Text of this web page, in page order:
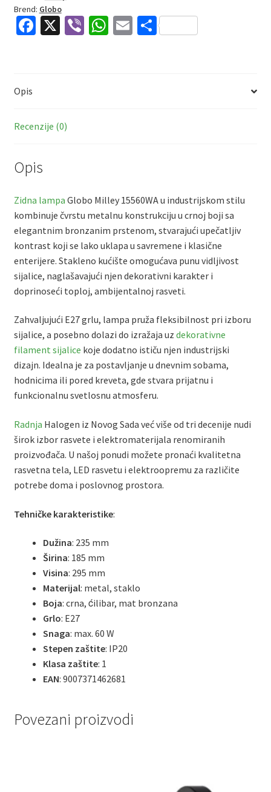
|
bronzana-
količina
Brend: Globo
Fa
k
X Vi W E S
Opis
Recenzije (0)
Opis
Zidna lampa Globo Milley 15560WA u industrijskom stilu
kombinuje čvrstu metalnu konstrukciju u crnoj boji sa
elegantnim bronzanim prstenom, stvarajući upečatljiv
kontrast koji se lako uklapa u savremene i klasične
enterijere. Stakleno kućište omogućava punu vidljivost
sijalice, naglašavajući njen dekorativni karakter i
doprinoseći toploj, ambijentalnoj rasveti.
Zahvaljujući E27 grlu, lampa pruža fleksibilnost pri izboru
sijalice, a posebno dolazi do izražaja uz dekorativne
filament sijalice koje dodatno ističu njen industrijski
dizajn. Idealna je za postavljanje u dnevnim sobama,
hodnicima ili pored kreveta, gde stvara prijatnu i
funkcionalnu svetlosnu atmosferu.
Radnja Halogen iz Novog Sada već više od tri decenije nudi
širok izbor rasvete i elektromaterijala renomiranih
proizvođača. U našoj ponudi možete pronaći kvalitetna
rasvetna tela, LED rasvetu i elektroopremu za različite
potrebe doma i poslovnog prostora.
Tehničke karakteristike:
Dužina: 235 mm
Širina: 185 mm
Visina: 295 mm
Materijal: metal, staklo
Boja: crna, ćilibar, mat bronzana
Grlo: E27
Snaga: max. 60 W
Stepen zaštite: IP20
Klasa zaštite: 1
EAN: 9007371462681
Povezani proizvodi